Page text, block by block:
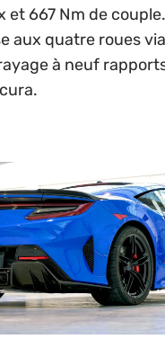
et 667 Nm de
aux quatre roues
à neuf